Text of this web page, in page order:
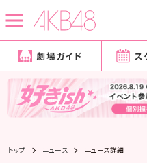
劇場ガイド ス
トップ ニュース ニュース詳細